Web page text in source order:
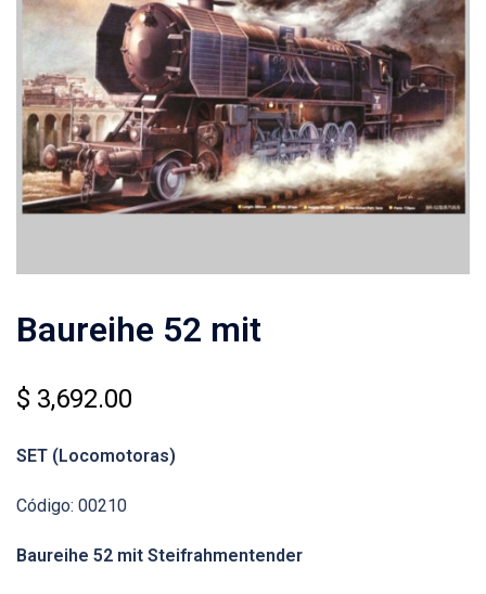
Baureihe 52 mit
$ 3,692.00
SET (Locomotoras)
Código: 00210
Baureihe 52 mit Steifrahmentender